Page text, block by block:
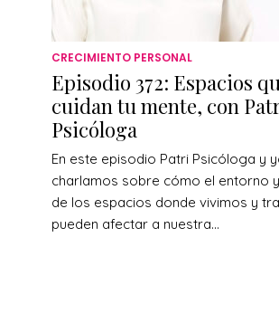
CRECIMIENTO PERSONAL
Episodio 372: Espacios
cuidan tu mente, con
Psicóloga
En este episodio Patri Psicóloga y
charlamos sobre cómo el entorno
de los espacios donde vivimos y
pueden afectar a nuestra...